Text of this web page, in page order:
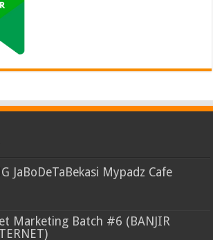
JaBoDeTaBekasi Mypadz Cafe
Marketing Batch #6 (BANJIR